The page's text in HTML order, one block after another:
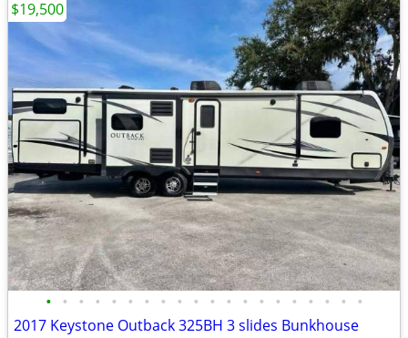
• • • • • • • • • • • • • • • • • • • •
2017 Keystone Outback 325BH 3 slides Bunkhouse
$19,500